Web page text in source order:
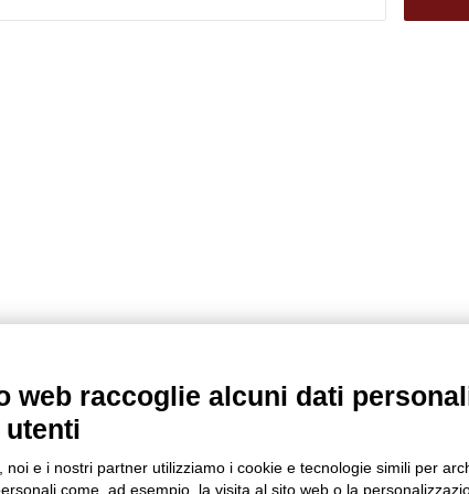
web raccoglie alcuni dati
noi e i nostri partner utilizziamo i cookie e tecnologie simili per
come, ad esempio, la visita al sito web o la